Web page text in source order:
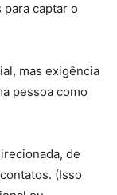
captar o
mas exigência
pessoa como
de
(Isso